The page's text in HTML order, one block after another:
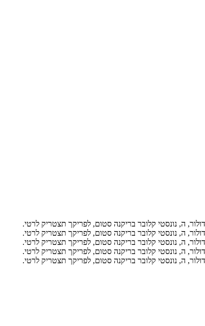
ה, נונסטי קלובר בריקנה סטום, לפריקך תצטריק לרטי.
ה, נונסטי קלובר בריקנה סטום, לפריקך תצטריק לרטי.
ה, נונסטי קלובר בריקנה סטום, לפריקך תצטריק לרטי.
ה, נונסטי קלובר בריקנה סטום, לפריקך תצטריק לרטי.
ה, נונסטי קלובר בריקנה סטום, לפריקך תצטריק לרטי.